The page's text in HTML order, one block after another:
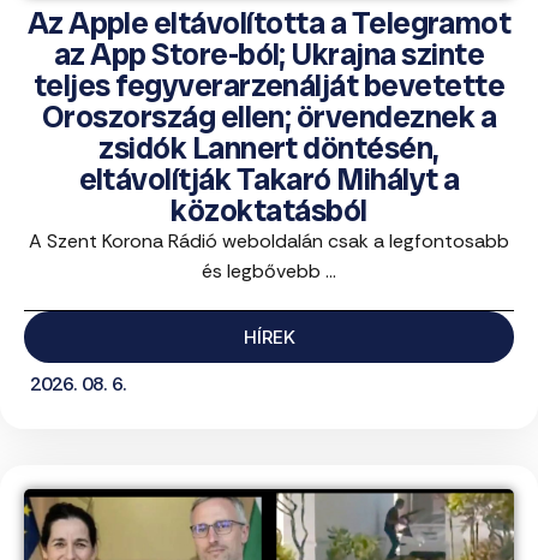
Az Apple eltávolította a Telegramot
az App Store-ból; Ukrajna szinte
teljes fegyverarzenálját bevetette
Oroszország ellen; örvendeznek a
zsidók Lannert döntésén,
eltávolítják Takaró Mihályt a
közoktatásból
A Szent Korona Rádió weboldalán csak a legfontosabb
és legbővebb ...
HÍREK
2026. 08. 6.